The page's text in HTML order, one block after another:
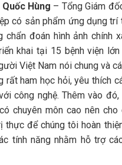
Hùng – Tổng Giám
có sản phẩm ứng dụng trí
chẩn đoán hình ảnh chính
khai tại 15 bệnh viện
Việt Nam nói chung và
rất ham học hỏi, yêu thích
công nghệ. Thêm vào
chuyên môn cao nên cho
thực để chúng tôi hoàn
tính năng nhằm hỗ trợ